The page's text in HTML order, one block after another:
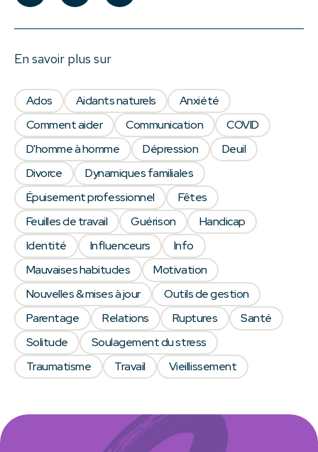
En savoir plus sur
Ados Aidants naturels
Anxiété
Comment aider
Communication
COVID
D'homme à homme
Dépression
Deuil
Divorce
Dynamiques familiales
Épuisement professionnel
Fêtes
Feuilles de travail
Guérison
Handicap
Identité
Influenceurs
Info
Mauvaises habitudes
Motivation
Nouvelles & mises à jour
Outils de gestion
Parentage
Relations Ruptures
Santé
Solitude
Soulagement du stress
Traumatisme
Travail Vieillissement